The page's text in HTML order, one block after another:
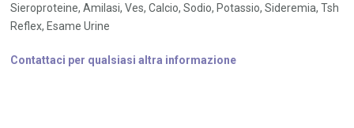
Sieroproteine, Amilasi, Ves, Calcio, Sodio, Potassio, Sideremia, Tsh
Reflex, Esame Urine
Contattaci per qualsiasi altra informazione